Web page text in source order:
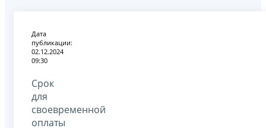
Дата
публикации:
02.12.2024
09:30
Срок
для
своевременной
оплаты